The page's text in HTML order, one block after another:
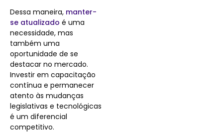
Dessa maneira, manter-
se atualizado é uma
necessidade, mas
também uma
oportunidade de se
destacar no mercado.
Investir em capacitação
contínua e permanecer
atento às mudanças
legislativas e tecnológicas
é um diferencial
competitivo.